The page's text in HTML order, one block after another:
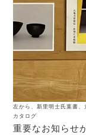
左から、新里明士氏葉書
カタログ
重要なお知らせ